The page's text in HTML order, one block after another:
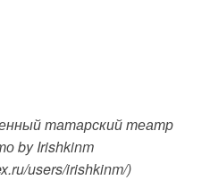
татарский театр
by Irishkinm
users/irishkinm/)